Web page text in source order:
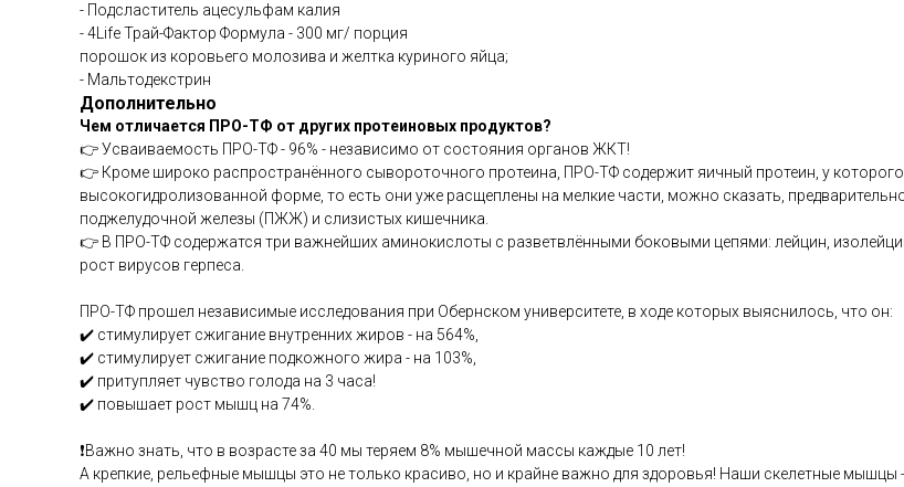
- Подсластитель ацесульфам калия
- 4Life Трай-Фактор Формула - 300 мг/ порция
порошок из коровьего молозива и желтка куриного яйца;
- Мальтодекстрин
Дополнительно
Чем отличается ПРО-ТФ от других протеиновых продуктов?
👉 Усваиваемость ПРО-ТФ - 96% - независимо от состояния органов ЖКТ!
👉 Кроме широко распространённого сывороточного протеина, ПРО-ТФ содержит яичный протеин, у
высокогидролизованной форме, то есть они уже расщеплены на мелкие части, можно сказать,
поджелудочной железы (ПЖЖ) и слизистых кишечника.
👉 В ПРО-ТФ содержатся три важнейших аминокислоты с разветвлёнными боковыми цепями: лейцин,
рост вирусов герпеса.
ПРО-ТФ прошел независимые исследования при Обернском университете, в ходе которых выяснилось, что он:
✔️ стимулирует сжигание внутренних жиров - на 564%,
✔️ стимулирует сжигание подкожного жира - на 103%,
✔️ притупляет чувство голода на 3 часа!
✔️ повышает рост мышц на 74%.
❗️Важно знать, что в возрасте за 40 мы теряем 8% мышечной массы каждые 10 лет!
А крепкие, рельефные мышцы это не только красиво, но и крайне важно для здоровья! Наши скелетные мышцы